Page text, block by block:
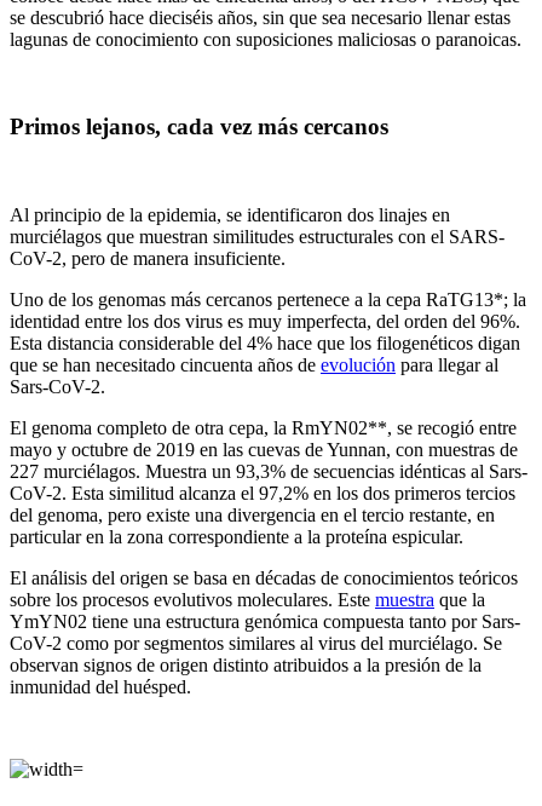
se descubrió hace dieciséis años, sin que sea necesario llenar estas
lagunas de conocimiento con suposiciones maliciosas o paranoicas.
Primos lejanos, cada vez más cercanos
Al principio de la epidemia, se identificaron dos linajes en
murciélagos que muestran similitudes estructurales con el SARS-
CoV-2, pero de manera insuficiente.
Uno de los genomas más cercanos pertenece a la cepa RaTG13*; la
identidad entre los dos virus es muy imperfecta, del orden del 96%.
Esta distancia considerable del 4% hace que los filogenéticos digan
que se han necesitado cincuenta años de evolución para llegar al
Sars-CoV-2.
El genoma completo de otra cepa, la RmYN02**, se recogió entre
mayo y octubre de 2019 en las cuevas de Yunnan, con muestras de
227 murciélagos. Muestra un 93,3% de secuencias idénticas al Sars-
CoV-2. Esta similitud alcanza el 97,2% en los dos primeros tercios
del genoma, pero existe una divergencia en el tercio restante, en
particular en la zona correspondiente a la proteína espicular.
El análisis del origen se basa en décadas de conocimientos teóricos
sobre los procesos evolutivos moleculares. Este muestra que la
YmYN02 tiene una estructura genómica compuesta tanto por Sars-
CoV-2 como por segmentos similares al virus del murciélago. Se
observan signos de origen distinto atribuidos a la presión de la
inmunidad del huésped.